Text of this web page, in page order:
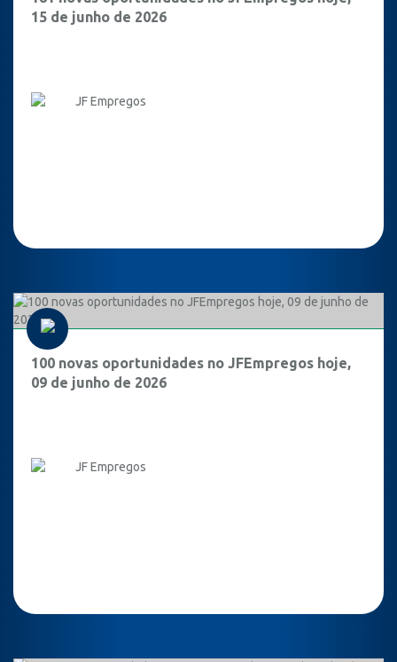
15 de junho de 2026
JF Empregos
100 novas oportunidades no JFEmpregos hoje,
09 de junho de 2026
JF Empregos